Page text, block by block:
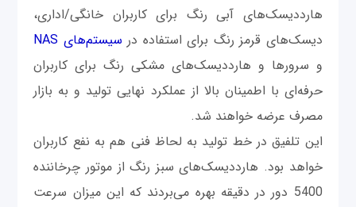
هارددیسک‌های آبی رنگ برای کاربران خانگی/اداری،
دیسک‌‌‌های قرمز رنگ برای استفاده در سیستم‌های NAS
و سرورها و هارددیسک‌های مشکی رنگ برای کاربران
حرفه‌ای‌ با اطمینان بالا از عملکرد نهایی تولید و به بازار
مصرف عرضه خواهند شد.
این تلفیق در خط تولید به لحاظ فنی هم به نفع کاربران
خواهد بود. هارددیسک‌های سبز رنگ از موتور چرخاننده
5400 دور در دقیقه بهره می‌‌بردند که این میزان سرعت